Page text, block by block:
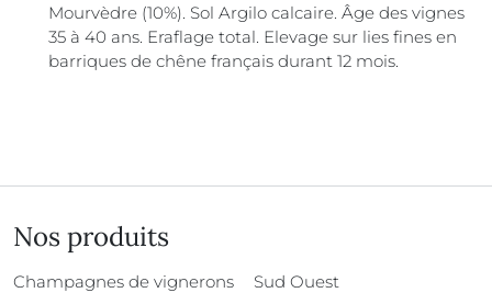
Mourvèdre (10%). Sol Argilo calcaire. Âge des vignes
35 à 40 ans. Eraflage total. Elevage sur lies fines en
barriques de chêne français durant 12 mois.
Nos produits
Champagnes de vignerons
Sud Ouest